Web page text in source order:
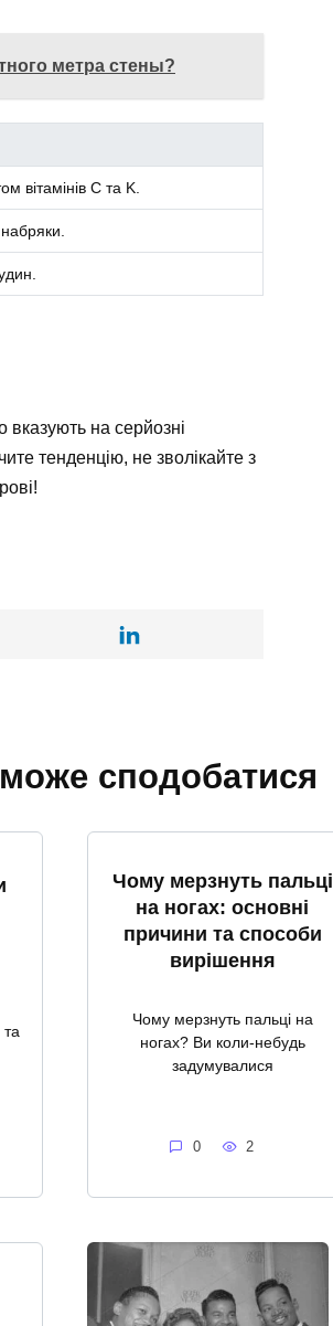
метра стены?
вітамінів C та K.
вказують на серйозні
тенденцію, не зволікайте з
сподобатися
Чому мерзнуть пальці
на ногах: основні
причини та способи
вирішення
Чому мерзнуть пальці на
ногах? Ви коли-небудь
задумувалися
0 2